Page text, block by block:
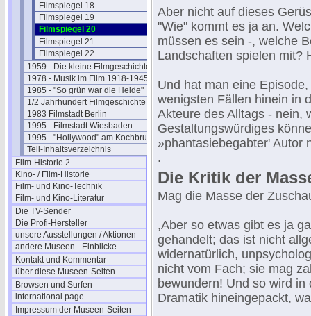
Filmspiegel 18
Filmspiegel 19
Filmspiegel 20
Filmspiegel 21
Filmspiegel 22
1959 - Die kleine Filmgeschichte
1978 - Musik im Film 1918-1945
1985 - "So grün war die Heide"
1/2 Jahrhundert Filmgeschichte
1983 Filmstadt Berlin
1995 - Filmstadt Wiesbaden
1995 - "Hollywood" am Kochbrunnen
Teil-Inhaltsverzeichnis
Film-Historie 2
Kino- / Film-Historie
Film- und Kino-Technik
Film- und Kino-Literatur
Die TV-Sender
Die Profi-Hersteller
unsere Ausstellungen / Aktionen
andere Museen - Einblicke
Kontakt und Kommentar
über diese Museen-Seiten
Browsen und Surfen
international page
Impressum der Museen-Seiten
Aber nicht auf dieses
"Wie" kommt es ja an.
müssen es sein -, welche
Landschaften spielen mit?
Und hat man eine
wenigsten Fällen hinein in
Akteure des Alltags - nein,
Gestaltungswürdiges
»phantasiebegabter' Autor
.
Die Kritik der
Mag die Masse der
,Aber so etwas gibt es ja
gehandelt; das ist nicht
widernatürlich,
nicht vom Fach; sie mag
bewundern! Und so wird
Dramatik hineingepackt,